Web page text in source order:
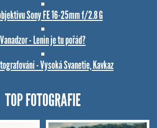
Sony FE 16-25mm f/2.8 G
Vanadzor - Lenin je tu pořád?
- Vysoká Svanetie, Kavkaz
TOP FOTOGRAFIE